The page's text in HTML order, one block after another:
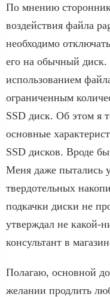
По мнению
воздействия файла
необходимо
его на обычный
использованием
ограниченным
SSD диск. Об этом я
основные
SSD дисков. Вроде
Меня даже пытались
твердотельных
подкачки диски не
утверждал не какой-
консультант в
Полагаю, основной
желании продлить